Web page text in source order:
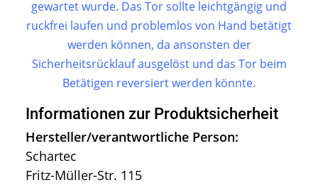
gewartet wurde. Das Tor sollte leichtgängig und
ruckfrei laufen und problemlos von Hand betätigt
werden können, da ansonsten der
Sicherheitsrücklauf ausgelöst und das Tor beim
Betätigen reversiert werden könnte.
Informationen zur Produktsicherheit
Hersteller/verantwortliche Person:
Schartec
Fritz-Müller-Str. 115